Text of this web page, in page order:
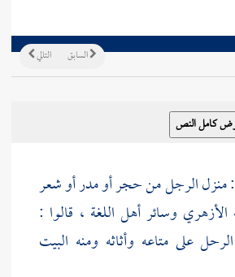
التالي السابق
الرجل من حجر أو مدر أو شعر
الأزهري وسائر أهل اللغة ، قالوا :
على متاعه وأثاثه ومنه البيت